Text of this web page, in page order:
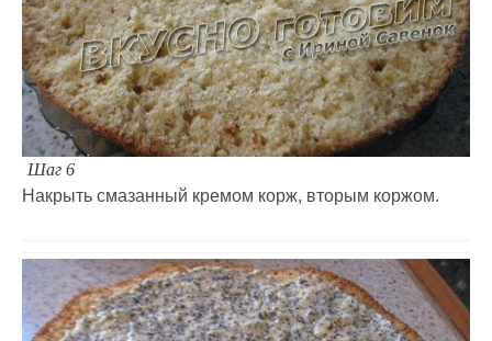
Шаг 6
Накрыть смазанный кремом корж, вторым коржом.